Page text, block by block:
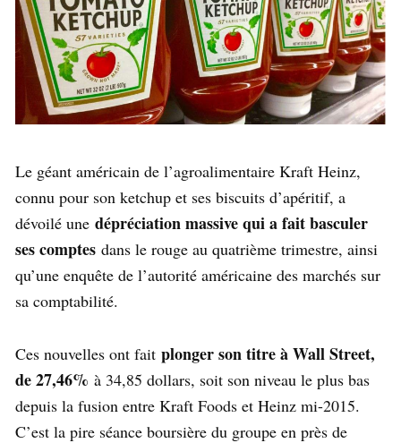
Le géant américain de l’agroalimentaire Kraft Heinz,
connu pour son ketchup et ses biscuits d’apéritif, a
dévoilé une dépréciation massive qui a fait basculer
ses comptes dans le rouge au quatrième trimestre, ainsi
qu’une enquête de l’autorité américaine des marchés sur
sa comptabilité.
Ces nouvelles ont fait plonger son titre à Wall Street,
de 27,46% à 34,85 dollars, soit son niveau le plus bas
depuis la fusion entre Kraft Foods et Heinz mi-2015.
C’est la pire séance boursière du groupe en près de